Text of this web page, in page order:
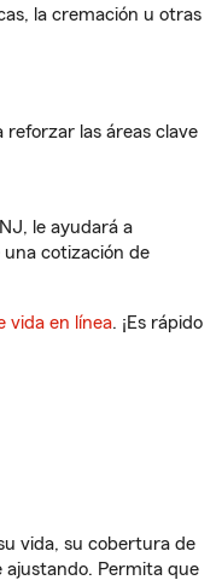
la cremación u otras
reforzar las áreas clave
le ayudará a
cotización de
vida en línea. ¡Es rápido
vida, su cobertura de
ajustando. Permita que